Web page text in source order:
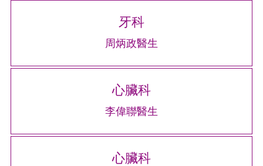
牙科
周炳政醫生
心臟科
李偉聯醫生
心臟科